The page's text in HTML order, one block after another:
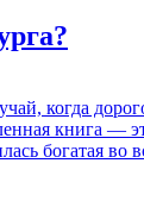
когда
книга —
богатая во